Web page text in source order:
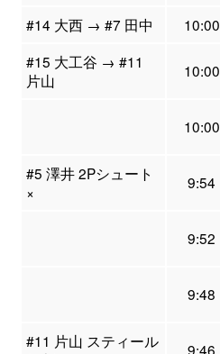
#14 大西 → #7 田中
10:00
#15 大工谷 → #11
片山
10:00
10:00
#5 澤井 2Pシュート
×
9:54
9:52
9:48
#11 片山 スティール
9:46